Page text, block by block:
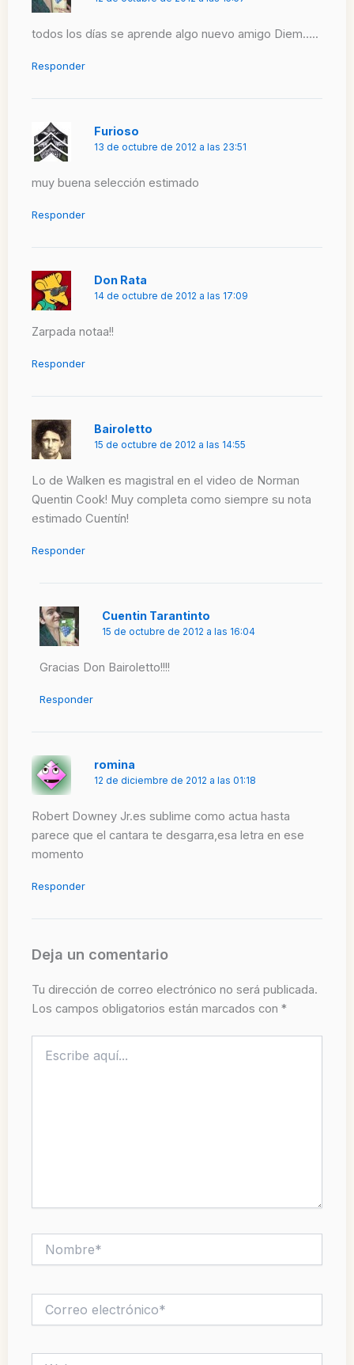
todos los días se aprende algo nuevo amigo Diem…..
Responder
Furioso
13 de octubre de 2012 a las 23:51
muy buena selección estimado
Responder
Don Rata
14 de octubre de 2012 a las 17:09
Zarpada notaa!!
Responder
Bairoletto
15 de octubre de 2012 a las 14:55
Lo de Walken es magistral en el video de Norman
Quentin Cook! Muy completa como siempre su nota
estimado Cuentín!
Responder
Cuentin Tarantinto
15 de octubre de 2012 a las 16:04
Gracias Don Bairoletto!!!!
Responder
romina
12 de diciembre de 2012 a las 01:18
Robert Downey Jr.es sublime como actua hasta
parece que el cantara te desgarra,esa letra en ese
momento
Responder
Deja un comentario
Tu dirección de correo electrónico no será publicada.
Los campos obligatorios están marcados con *
aquí...
electrónico*